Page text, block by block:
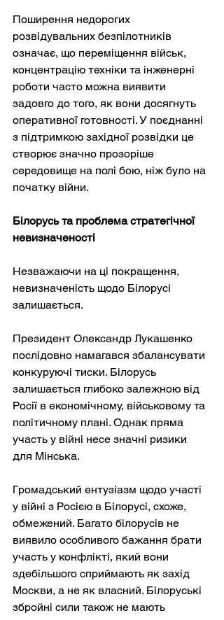
Поширення недорогих
розвідувальних безпілотників
означає, що переміщення військ,
концентрацію техніки та інженерні
роботи часто можна виявити
задовго до того, як вони досягнуть
оперативної готовності. У поєднанні
з підтримкою західної розвідки це
створює значно прозоріше
середовище на полі бою, ніж було на
початку війни.
Білорусь та проблема стратегічної
невизначеності
Незважаючи на ці покращення,
невизначеність щодо Білорусі
залишається.
Президент Олександр Лукашенко
послідовно намагався збалансувати
конкуруючі тиски. Білорусь
залишається глибоко залежною від
Росії в економічному, військовому та
політичному плані. Однак пряма
участь у війні несе значні ризики
для Мінська.
Громадський ентузіазм щодо участі
у війні з Росією в Білорусі, схоже,
обмежений. Багато білорусів не
виявило особливого бажання брати
участь у конфлікті, який вони
здебільшого сприймають як захід
Москви, а не як власний. Білоруські
збройні сили також не мають